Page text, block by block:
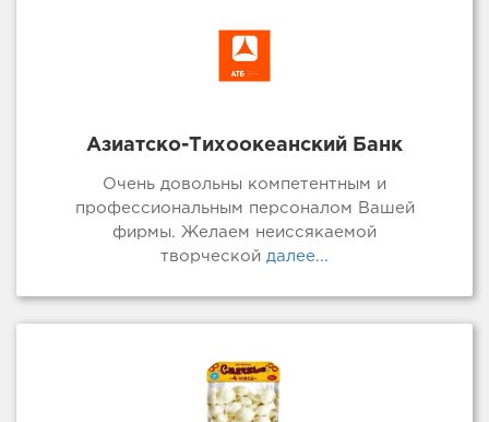
Азиатско-Тихоокеанский Банк
Очень довольны компетентным и
профессиональным персоналом Вашей
фирмы. Желаем неиссякаемой
творческой далее...